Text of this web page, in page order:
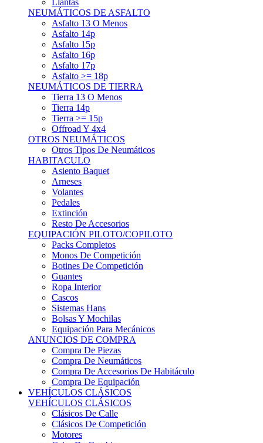
Asfalto 13 O Menos
Asfalto 14p
Asfalto 15p
Asfalto 16p
Asfalto 17p
Asfalto >= 18p
NEUMÁTICOS DE TIERRA
Tierra 13 O Menos
Tierra 14p
Tierra >= 15p
Offroad Y 4x4
OTROS NEUMÁTICOS
Otros Tipos De Neumáticos
HABITACULO
Asiento Baquet
Arneses
Volantes
Pedales
Extinción
Resto De Accesorios
EQUIPACIÓN PILOTO/COPILOTO
Packs Completos
Monos De Competición
Botines De Competición
Guantes
Ropa Interior
Cascos
Sistemas Hans
Bolsas Y Mochilas
Equipación Para Mecánicos
ANUNCIOS DE COMPRA
Compra De Piezas
Compra De Neumáticos
Compra De Accesorios De Habitáculo
Compra De Equipación
VEHÍCULOS CLÁSICOS
VEHÍCULOS CLÁSICOS
Clásicos De Calle
Clásicos De Competición
Motores
Cajas De Cambio
Carrocería